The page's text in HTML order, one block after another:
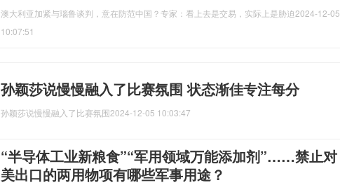
澳大利亚加紧与瑙鲁谈判，意在防范中国？专家：看上去是交易，实际上是胁迫2024-12-05
10:07:51
孙颖莎说慢慢融入了比赛氛围 状态渐佳专注每分
孙颖莎说慢慢融入了比赛氛围2024-12-05 10:03:47
“半导体工业新粮食”“军用领域万能添加剂”……禁止对
美出口的两用物项有哪些军事用途？